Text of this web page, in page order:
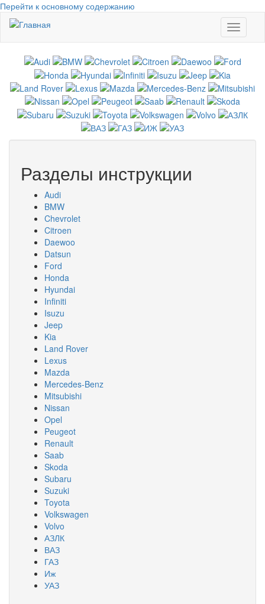
Перейти к основному содержанию
Toggle
Разделы инструкции
Audi
BMW
Chevrolet
Citroen
Daewoo
Datsun
Ford
Honda
Hyundai
Infiniti
Isuzu
Jeep
Kia
Land Rover
Lexus
Mazda
Mercedes-Benz
Mitsubishi
Nissan
Opel
Peugeot
Renault
Saab
Skoda
Subaru
Suzuki
Toyota
Volkswagen
Volvo
АЗЛК
ВАЗ
ГАЗ
Иж
УАЗ